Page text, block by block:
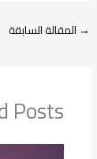
→ المقالة السابقة
Posts